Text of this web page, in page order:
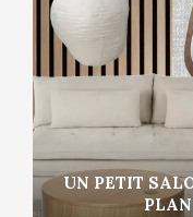
UN PETIT